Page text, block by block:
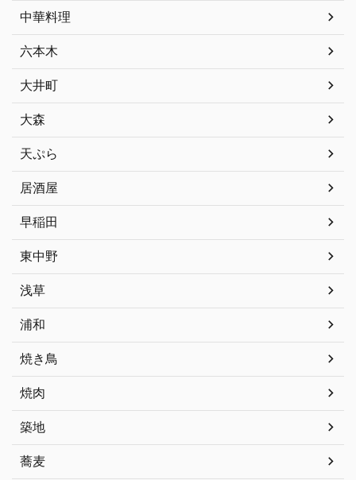
中華料理
六本木
大井町
大森
天ぷら
居酒屋
早稲田
東中野
浅草
浦和
焼き鳥
焼肉
築地
蕎麦